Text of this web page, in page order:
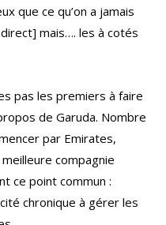
que ce qu’on a jamais
mais…. les à cotés
pas les premiers à faire
de Garuda. Nombre
par Emirates,
compagnie
ce point commun :
chronique à gérer les